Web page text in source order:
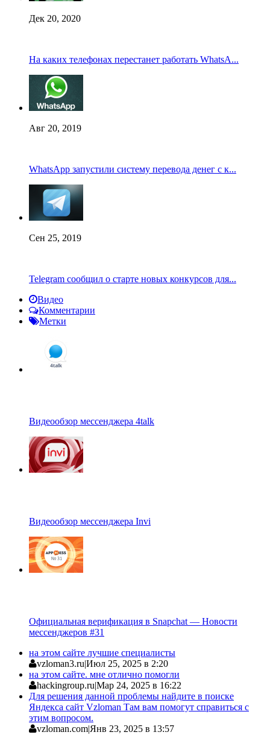
Дек 20, 2020
На каких телефонах перестанет работать WhatsA...
Авг 20, 2019
WhatsApp запустили систему перевода денег с к...
Сен 25, 2019
Telegram сообщил о старте новых конкурсов для...
Видео
Комментарии
Метки
Видеообзор мессенджера 4talk
Видеообзор мессенджера Invi
Официальная верификация в Snapchat — Новости
мессенджеров #31
на этом сайте лучшие специалисты
vzloman3.ru|Июл 25, 2025 в 2:20
на этом сайте. мне отлично помогли
hackingroup.ru|Мар 24, 2025 в 16:22
Для решения данной проблемы найдите в поиске
Яндекса сайт Vzloman Там вам помогут справиться с
этим вопросом.
vzloman.com|Янв 23, 2025 в 13:57